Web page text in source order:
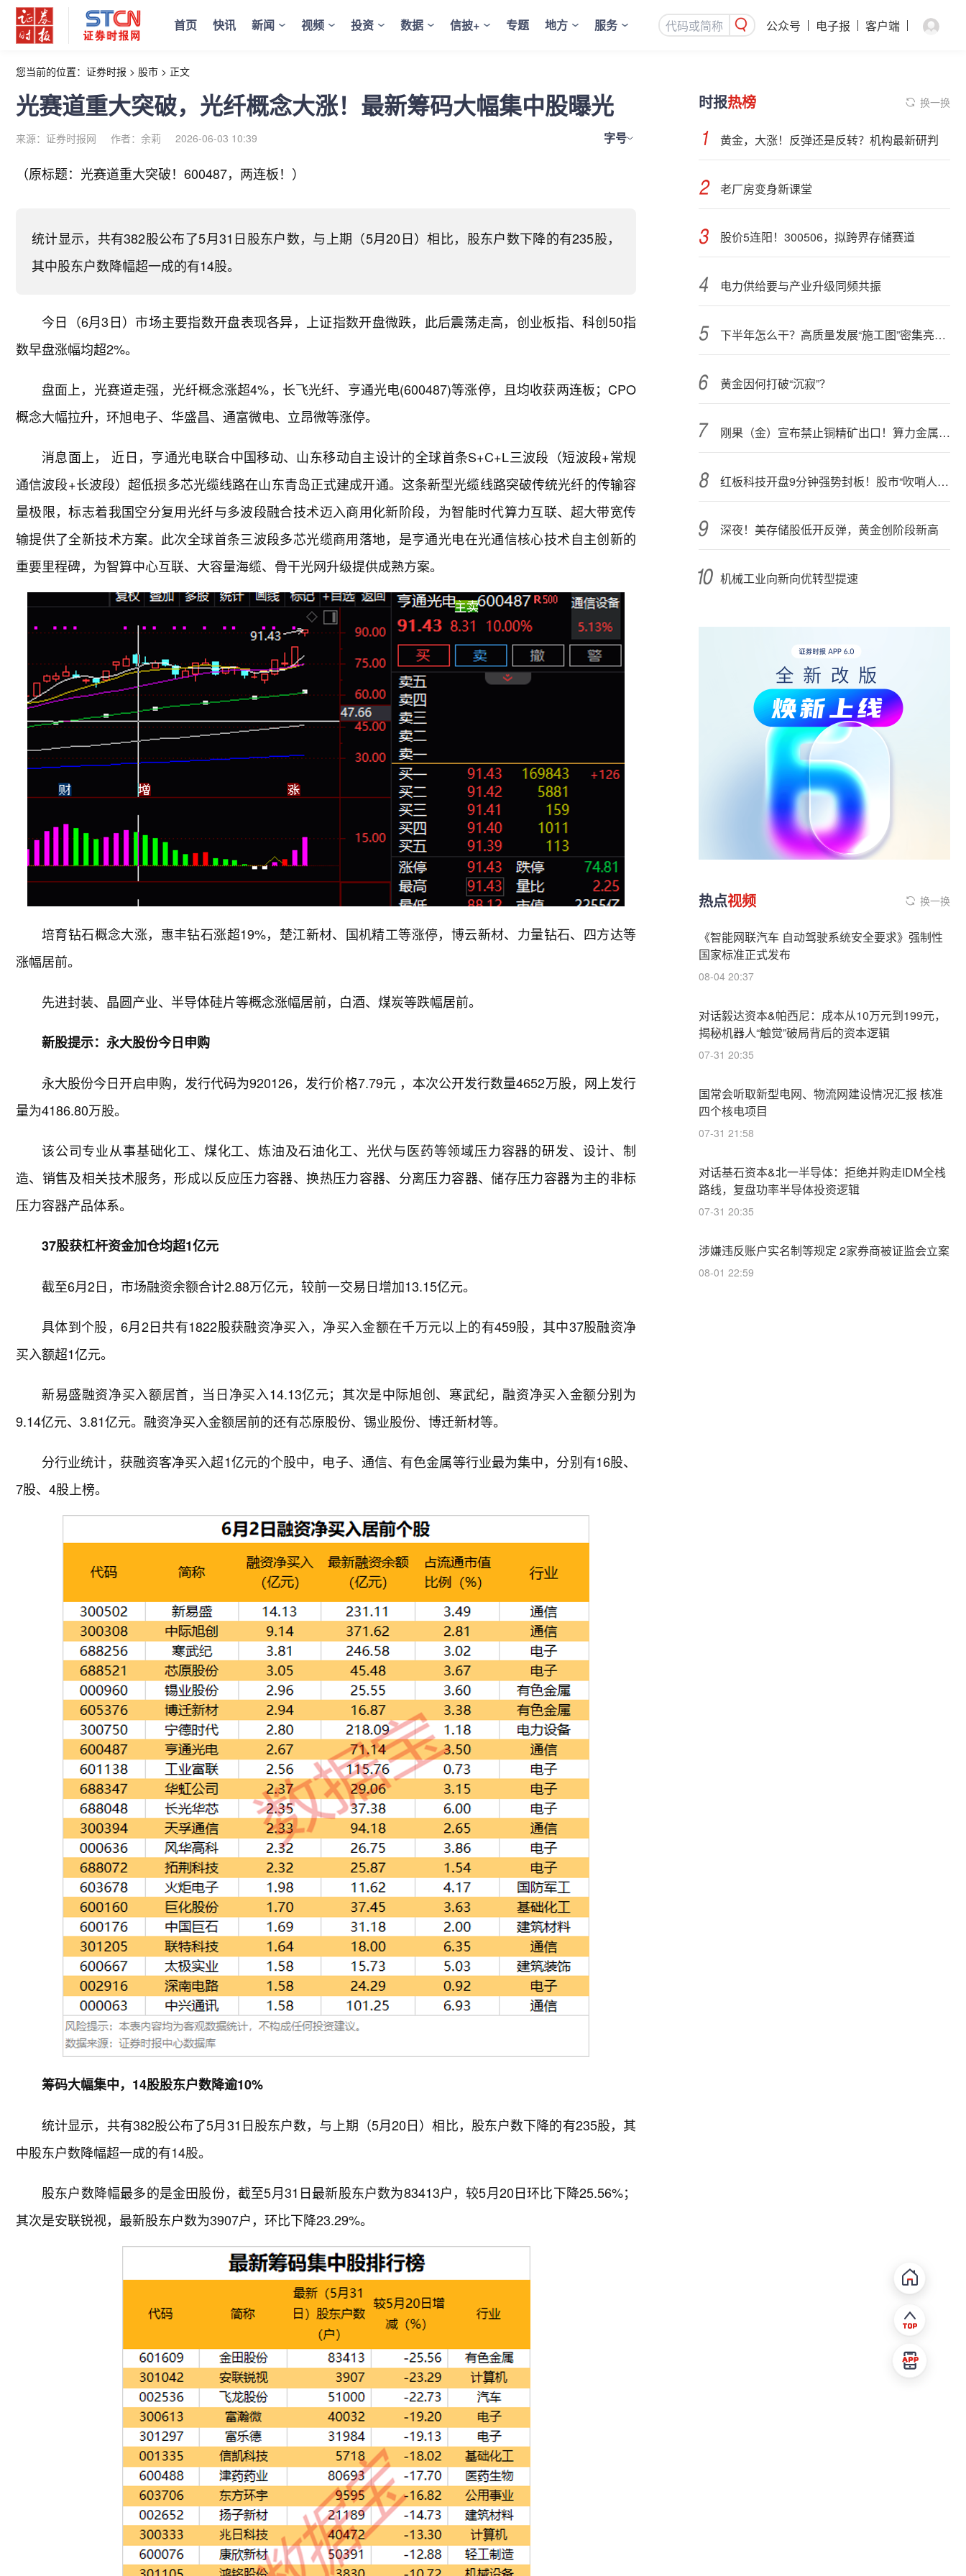
首页 快讯 新闻 视频 投资 数据 信披+ 专题 地方 服务 公众号 电子报 客户端
您当前的位置： 证券时报 > 股市 > 正文
光赛道重大突破，光纤概念大涨！最新筹码大幅集中股曝光
来源：证券时报网 作者：余莉 2026-06-03 10:39 字号
（原标题：光赛道重大突破！600487，两连板！）
统计显示，共有382股公布了5月31日股东户数，与上期（5月20日）相比，股东户数下降的有235股，
其中股东户数降幅超一成的有14股。
今日（6月3日）市场主要指数开盘表现各异，上证指数开盘微跌，此后震荡走高，创业板指、科创50指
数早盘涨幅均超2%。
盘面上，光赛道走强，光纤概念涨超4%，长飞光纤、亨通光电(600487)等涨停，且均收获两连板；CPO
概念大幅拉升，环旭电子、华盛昌、通富微电、立昂微等涨停。
消息面上， 近日，亨通光电联合中国移动、山东移动自主设计的全球首条S+C+L三波段（短波段+常规
通信波段+长波段）超低损多芯光缆线路在山东青岛正式建成开通。这条新型光缆线路突破传统光纤的传输容
量极限，标志着我国空分复用光纤与多波段融合技术迈入商用化新阶段，为智能时代算力互联、超大带宽传
输提供了全新技术方案。此次全球首条三波段多芯光缆商用落地，是亨通光电在光通信核心技术自主创新的
重要里程碑，为智算中心互联、大容量海缆、骨干光网升级提供成熟方案。
培育钻石概念大涨，惠丰钻石涨超19%，楚江新材、国机精工等涨停，博云新材、力量钻石、四方达等
涨幅居前。
先进封装、晶圆产业、半导体硅片等概念涨幅居前，白酒、煤炭等跌幅居前。
新股提示：永大股份今日申购
永大股份今日开启申购，发行代码为920126，发行价格7.79元 ，本次公开发行数量4652万股，网上发行
量为4186.80万股。
该公司专业从事基础化工、煤化工、炼油及石油化工、光伏与医药等领域压力容器的研发、设计、制
造、销售及相关技术服务，形成以反应压力容器、换热压力容器、分离压力容器、储存压力容器为主的非标
压力容器产品体系。
37股获杠杆资金加仓均超1亿元
截至6月2日，市场融资余额合计2.88万亿元，较前一交易日增加13.15亿元。
具体到个股，6月2日共有1822股获融资净买入，净买入金额在千万元以上的有459股，其中37股融资净
买入额超1亿元。
新易盛融资净买入额居首，当日净买入14.13亿元；其次是中际旭创、寒武纪，融资净买入金额分别为
9.14亿元、3.81亿元。融资净买入金额居前的还有芯原股份、锡业股份、博迁新材等。
分行业统计，获融资客净买入超1亿元的个股中，电子、通信、有色金属等行业最为集中，分别有16股、
7股、4股上榜。
筹码大幅集中，14股股东户数降逾10%
统计显示，共有382股公布了5月31日股东户数，与上期（5月20日）相比，股东户数下降的有235股，其
中股东户数降幅超一成的有14股。
股东户数降幅最多的是金田股份，截至5月31日最新股东户数为83413户，较5月20日环比下降25.56%；
其次是安联锐视，最新股东户数为3907户，环比下降23.29%。
时报热榜 换一换
黄金，大涨！反弹还是反转？机构最新研判
老厂房变身新课堂
股价5连阳！300506，拟跨界存储赛道
电力供给要与产业升级同频共振
下半年怎么干？高质量发展“施工图”密集亮相 聚焦主业提质增效 国资央企向AI要动能
黄金因何打破“沉寂”？
刚果（金）宣布禁止铜精矿出口！算力金属影响多大？
红板科技开盘9分钟强势封板！股市“吹哨人”突然改口！市场风向变了？
深夜！美存储股低开反弹，黄金创阶段新高
机械工业向新向优转型提速
热点视频 换一换
《智能网联汽车 自动驾驶系统安全要求》强制性
国家标准正式发布
08-04 20:37
对话毅达资本&帕西尼：成本从10万元到199元，
揭秘机器人“触觉”破局背后的资本逻辑
07-31 20:35
国常会听取新型电网、物流网建设情况汇报 核准
四个核电项目
07-31 21:58
对话基石资本&北一半导体：拒绝并购走IDM全栈
路线，复盘功率半导体投资逻辑
07-31 20:35
涉嫌违反账户实名制等规定 2家券商被证监会立案
08-01 22:59